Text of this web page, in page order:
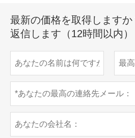
最新の価格を取得しますか
返信します（12時間以内）